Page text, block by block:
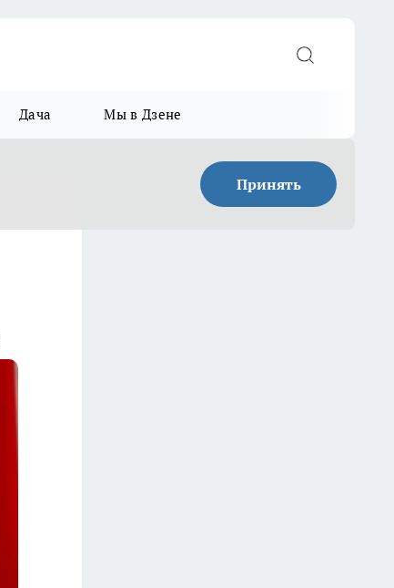
Дача Мы в Дзене
Принять